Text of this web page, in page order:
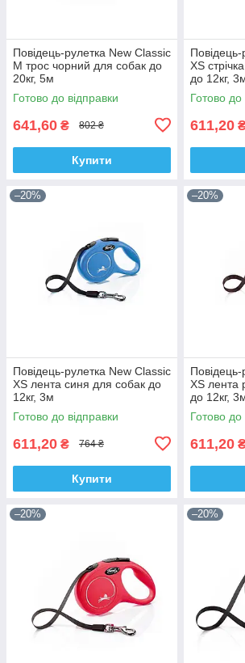
Повідець-рулетка New Classic
M трос чорний для собак до
20кг, 5м
Готово до відправки
641,60 ₴ 802 ₴
Купити
ХS
до 12кг,
Готово до
611,20
–20%
Повідець-рулетка New Classic
ХS лента синя для собак до
12кг, 3м
Готово до відправки
611,20 ₴ 764 ₴
Купити
–20%
ХS лента
до 12кг,
Готово до
611,20
–20% –20%